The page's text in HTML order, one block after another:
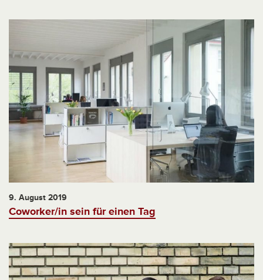
9. August 2019
Coworker/in sein für einen Tag